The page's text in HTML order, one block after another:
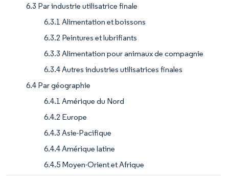
6.3 Par industrie utilisatrice finale
6.3.1 Alimentation et boissons
6.3.2 Peintures et lubrifiants
6.3.3 Alimentation pour animaux de compagnie
6.3.4 Autres industries utilisatrices finales
6.4 Par géographie
6.4.1 Amérique du Nord
6.4.2 Europe
6.4.3 Asie-Pacifique
6.4.4 Amérique latine
6.4.5 Moyen-Orient et Afrique